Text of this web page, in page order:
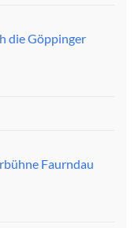
die Göppinger
Faurndau